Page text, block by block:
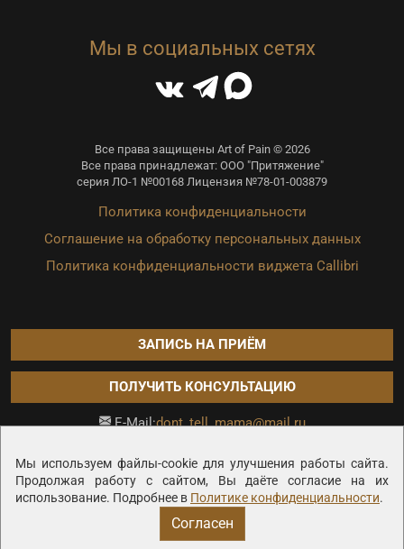
Мы используем файлы-cookie для улучшения работы сайта.
Продолжая работу с сайтом, Вы даёте согласие на их
использование. Подробнее в Политике конфиденциальности.
Согласен
Мы в социальных сетях
Все права защищены Art of Pain © 2026
Все права принадлежат: ООО "Притяжение"
серия ЛО-1 №00168 Лицензия №78-01-003879
Политика конфиденциальности
Соглашение на обработку персональных данных
Политика конфиденциальности виджета Callibri
ЗАПИСЬ НА ПРИЁМ
ПОЛУЧИТЬ КОНСУЛЬТАЦИЮ
E-Mail:dont_tell_mama@mail.ru